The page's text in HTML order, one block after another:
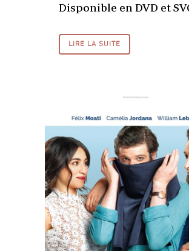
Disponible en DVD et
LIRE LA SUITE